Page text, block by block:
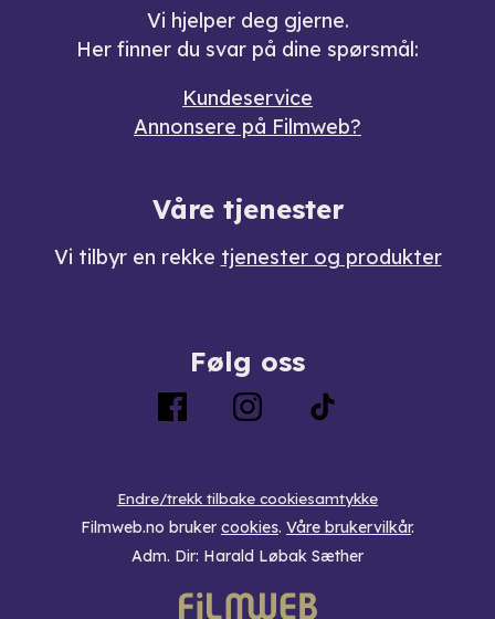
Vi hjelper deg gjerne.
Her finner du svar på dine spørsmål:
Kundeservice
Annonsere på Filmweb?
Våre tjenester
Vi tilbyr en rekke tjenester og produkter
Følg oss
Endre/trekk tilbake cookiesamtykke
Filmweb.no bruker cookies. Våre brukervilkår.
Adm. Dir: Harald Løbak Sæther